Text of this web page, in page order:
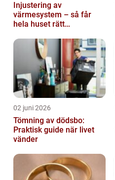
Injustering av
värmesystem – så får
hela huset rätt
02 juni 2026
Tömning av dödsbo:
Praktisk guide när livet
vänder